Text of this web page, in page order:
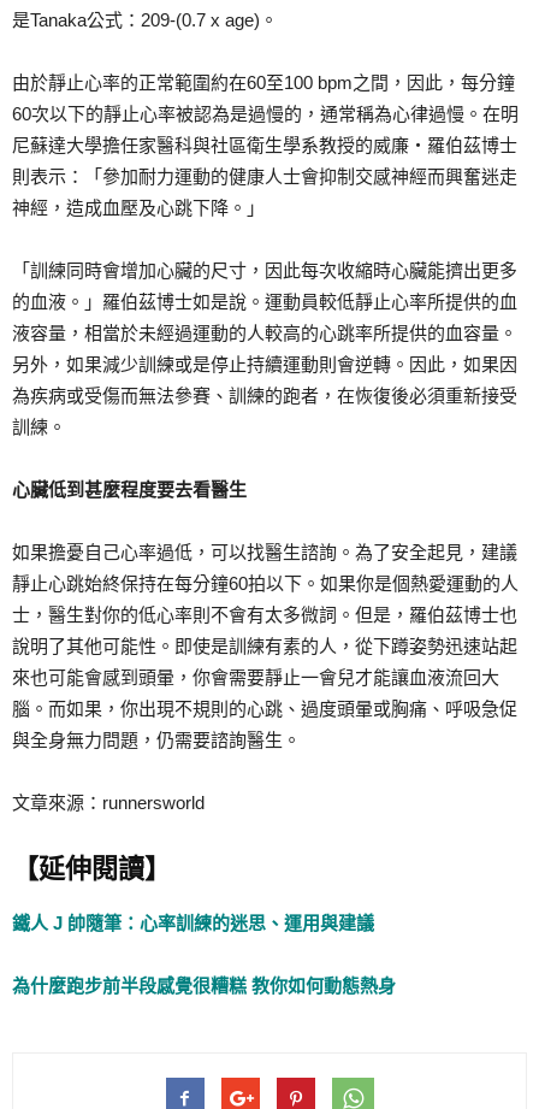
是Tanaka公式：209-(0.7 x age)。
由於靜止心率的正常範圍約在60至100 bpm之間，因此，每分鐘
60次以下的靜止心率被認為是過慢的，通常稱為心律過慢。在明
尼蘇達大學擔任家醫科與社區衛生學系教授的威廉‧羅伯茲博士
則表示：「參加耐力運動的健康人士會抑制交感神經而興奮迷走
神經，造成血壓及心跳下降。」
「訓練同時會增加心臟的尺寸，因此每次收縮時心臟能擠出更多
的血液。」羅伯茲博士如是說。運動員較低靜止心率所提供的血
液容量，相當於未經過運動的人較高的心跳率所提供的血容量。
另外，如果減少訓練或是停止持續運動則會逆轉。因此，如果因
為疾病或受傷而無法參賽、訓練的跑者，在恢復後必須重新接受
訓練。
心臟低到甚麼程度要去看醫生
如果擔憂自己心率過低，可以找醫生諮詢。為了安全起見，建議
靜止心跳始終保持在每分鐘60拍以下。如果你是個熱愛運動的人
士，醫生對你的低心率則不會有太多微詞。但是，羅伯茲博士也
說明了其他可能性。即使是訓練有素的人，從下蹲姿勢迅速站起
來也可能會感到頭暈，你會需要靜止一會兒才能讓血液流回大
腦。而如果，你出現不規則的心跳、過度頭暈或胸痛、呼吸急促
與全身無力問題，仍需要諮詢醫生。
文章來源：runnersworld
【延伸閱讀】
鐵人 J 帥隨筆：心率訓練的迷思、運用與建議
為什麼跑步前半段感覺很糟糕 教你如何動態熱身